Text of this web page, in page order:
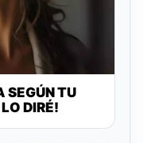
SEGÚN TU
DIRÉ!